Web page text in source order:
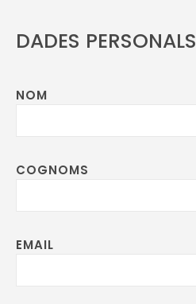
DADES PERSONALS
NOM
COGNOMS
EMAIL